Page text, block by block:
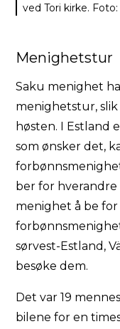
ved Tori kirke.
Menighetstur
Saku menighet
menighetstur,
høsten. I Estland
som ønsker det,
ber for hverandre
menighet å be
sørvest-Estland,
besøke dem.
Det var 19
bilene for en